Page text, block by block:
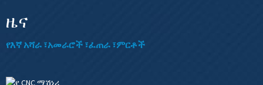
ዜና
የእኛ አሻራ ፣አመራሮች ፣ፈጠራ ፣ምርቶች